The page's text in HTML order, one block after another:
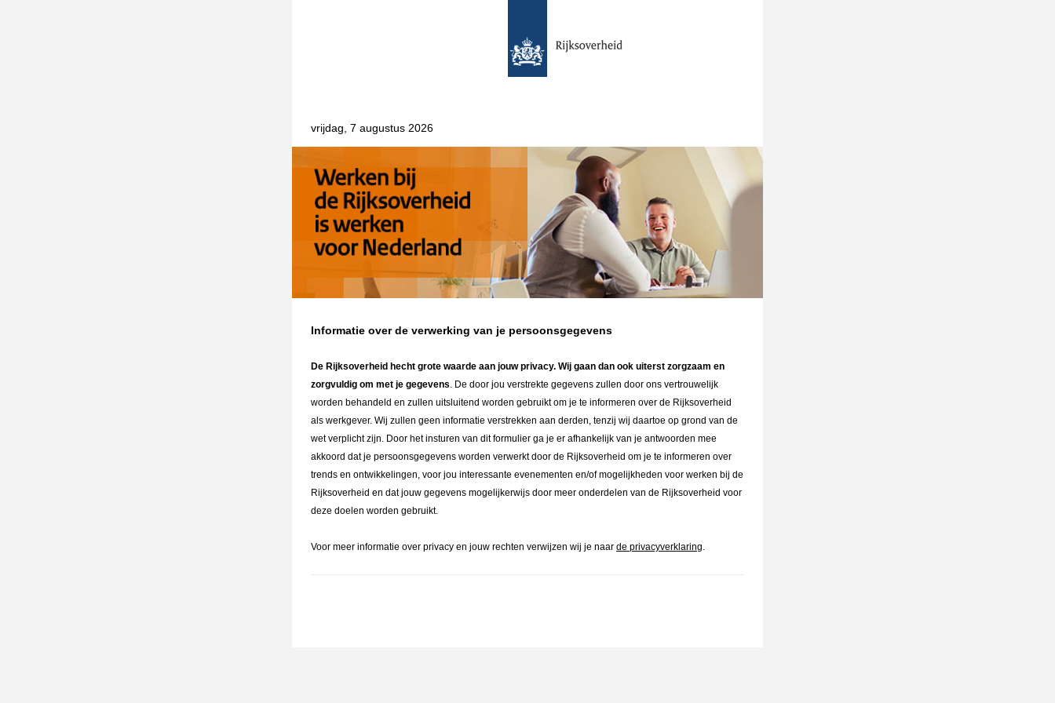
vrijdag, 7 augustus 2026
Informatie over de verwerking van je persoonsgegevens
De Rijksoverheid hecht grote waarde aan jouw privacy. Wij gaan dan ook uiterst zorgzaam en
zorgvuldig om met je gegevens. De door jou verstrekte gegevens zullen door ons vertrouwelijk
worden behandeld en zullen uitsluitend worden gebruikt om je te informeren over de Rijksoverheid
als werkgever. Wij zullen geen informatie verstrekken aan derden, tenzij wij daartoe op grond van de
wet verplicht zijn. Door het insturen van dit formulier ga je er afhankelijk van je antwoorden mee
akkoord dat je persoonsgegevens worden verwerkt door de Rijksoverheid om je te informeren over
trends en ontwikkelingen, voor jou interessante evenementen en/of mogelijkheden voor werken bij de
Rijksoverheid en dat jouw gegevens mogelijkerwijs door meer onderdelen van de Rijksoverheid voor
deze doelen worden gebruikt.
Voor meer informatie over privacy en jouw rechten verwijzen wij je naar de privacyverklaring.